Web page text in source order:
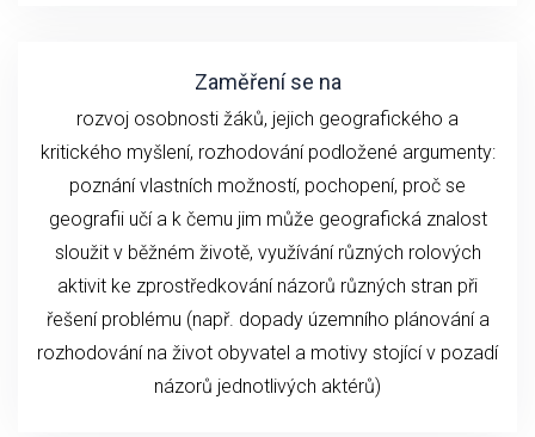
Zaměření se na
rozvoj osobnosti žáků, jejich geografického a
kritického myšlení, rozhodování podložené argumenty:
poznání vlastních možností, pochopení, proč se
geografii učí a k čemu jim může geografická znalost
sloužit v běžném životě, využívání různých rolových
aktivit ke zprostředkování názorů různých stran při
řešení problému (např. dopady územního plánování a
rozhodování na život obyvatel a motivy stojící v pozadí
názorů jednotlivých aktérů)